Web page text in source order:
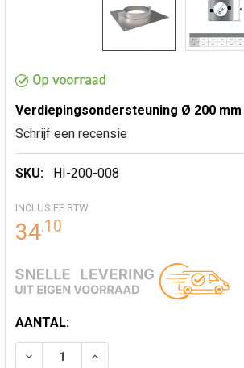
Verdiepingsondersteuning Ø 200 mm
Schrijf een recensie
SKU: HI-200-008
INCLUSIEF BTW
34.10
HUIDIGE
VOORRAAD:
AANTAL:
VERLAAG AANTAL VAN
VERHOOG AANTAL VAN